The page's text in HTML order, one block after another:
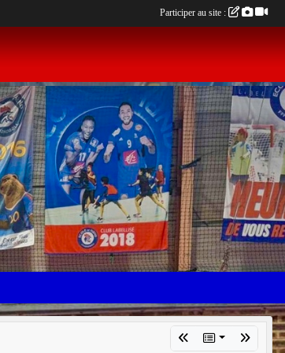
Participer au site :